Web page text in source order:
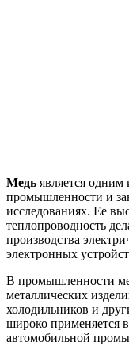
Медь является
промышленности и
исследованиях. Ее
теплопроводность
производства
электронных
В промышленности
металлических
холодильников и
широко применяется
автомобильной